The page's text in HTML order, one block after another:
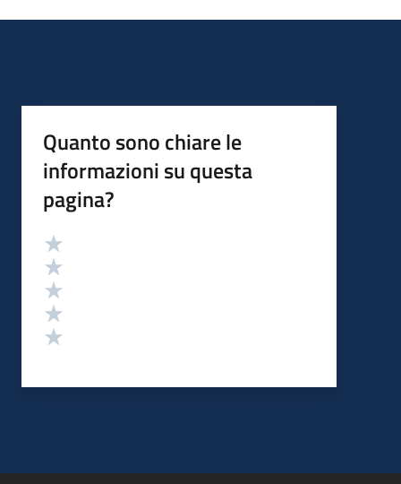
Quanto sono chiare le
informazioni su questa
pagina?
Valutazione